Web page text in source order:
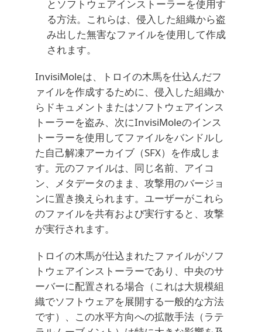
とソフトウェアインストーラーを使用す
る方法。これらは、侵入した組織から盗
み出した無害なファイルを使用して作成
されます。
InvisiMoleは、トロイの木馬を仕込んだフ
ァイルを作成するために、侵入した組織か
らドキュメントまたはソフトウェアインス
トーラーを盗み、次にInvisiMoleのインス
トーラーを使用してファイルをバンドルし
た自己解凍アーカイブ（SFX）を作成しま
す。元のファイルは、同じ名前、アイコ
ン、メタデータのまま、攻撃用のバージョ
ンに置き換えられます。ユーザーがこれら
のファイルを共有および実行すると、攻撃
が実行されます。
トロイの木馬が仕込まれたファイルがソフ
トウェアインストーラーであり、中央のサ
ーバーに配置される場合（これは大規模組
織でソフトウェアを展開する一般的な方法
です）、この水平方向への拡散手法（ラテ